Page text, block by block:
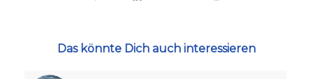
Das könnte Dich auch interessieren